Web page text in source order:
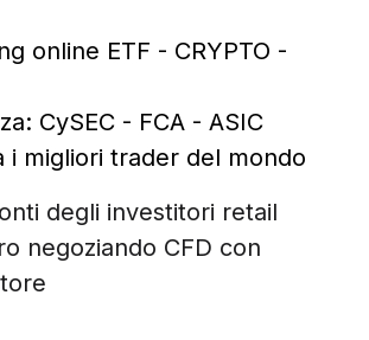
online ETF - CRYPTO -
CySEC - FCA - ASIC
i migliori trader del mondo
degli investitori retail
negoziando CFD con